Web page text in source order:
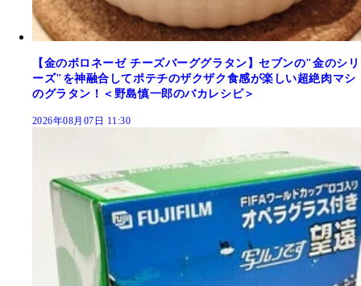
【金のボロネーゼ チーズバーググラタン】セブンの"金のシリ
ーズ"を神融合してポテチのザクザク食感が楽しい超絶肉マシ
のグラタン！＜野島慎一郎のバカレシピ＞
2026年08月07日 11:30